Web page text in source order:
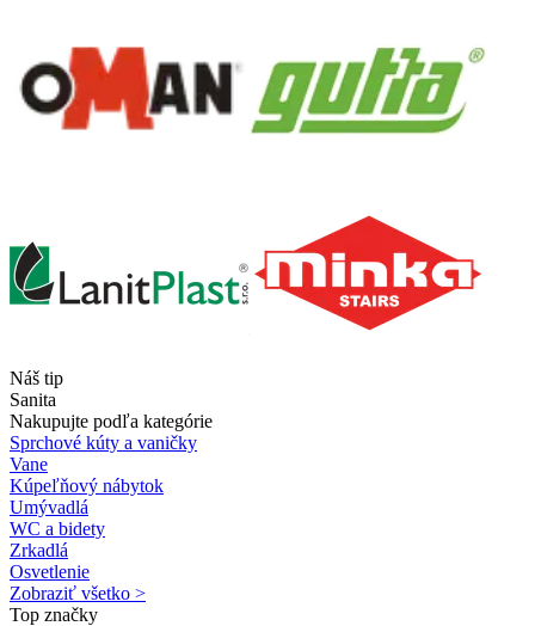
Náš tip
Sanita
Nakupujte podľa kategórie
Sprchové kúty a vaničky
Vane
Kúpeľňový nábytok
Umývadlá
WC a bidety
Zrkadlá
Osvetlenie
Zobraziť všetko >
Top značky